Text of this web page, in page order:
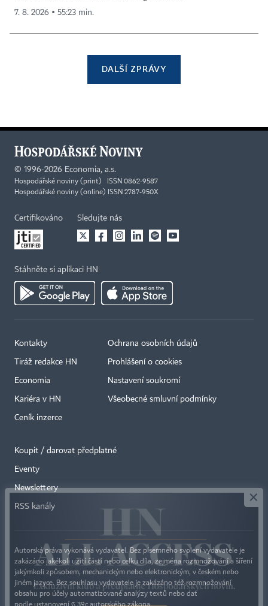
7. 8. 2026 ▪ 55:23 min.
DALŠÍ ZPRÁVY
© 1996-2026 Economia, a.s.
Hospodářské noviny (print) ISSN 0862-9587
Hospodářské noviny (online) ISSN 2787-950X
Certifikováno Sledujte nás
Stáhněte si aplikaci HN
Kontakty
Tiráž redakce HN
Economia
Kariéra v HN
Ceník inzerce
Ochrana osobních údajů
Prohlášení o cookies
Nastavení soukromí
Všeobecné smluvní podmínky
Koupit / darovat předplatné
Eventy
Newslettery
RSS kanály
Autorská práva vykonává vydavatel. Bez písemného svolení vydavatele je
zakázáno jakékoli užití částí nebo celku díla, zejména rozmnožování a šíření
jakýmkoli způsobem, mechanickým nebo elektronickým, v českém nebo
jiném jazyce. Bez souhlasu vydavatele je zakázáno též rozmnožování
obsahu pro účely automatizované analýzy textů nebo dat
podle ustanovení § 39c autorského zákona.